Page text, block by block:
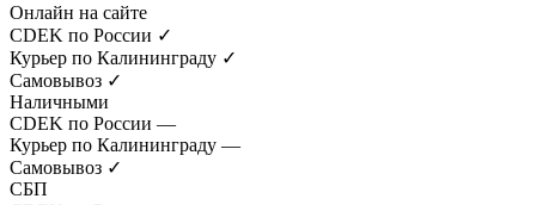
Онлайн на сайте
CDEK по России ✓
Курьер по Калининграду ✓
Самовывоз ✓
Наличными
CDEK по России —
Курьер по Калининграду —
Самовывоз ✓
СБП